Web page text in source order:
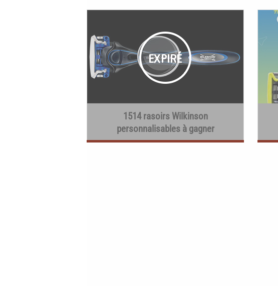
1514 rasoirs Wilkinson
personnalisables à gagner